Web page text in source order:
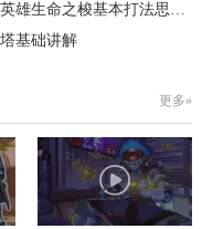
英雄生命之梭基本打法思…
基础讲解
更多»